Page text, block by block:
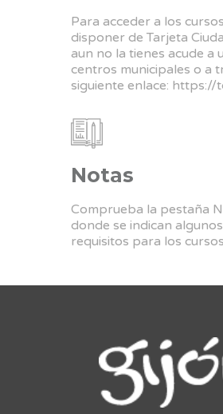
Para acceder a los
disponer de Tarjeta
aun no la tienes acude a
centros municipales o a
siguiente enlace: https://
Notas
Comprueba la pestaña
donde se indican
requisitos para los